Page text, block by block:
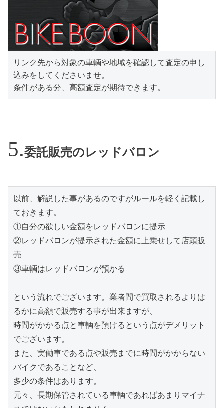
リンク先から対象の車輌や地域を確認して査定の申し
込みをしてくださいませ。
条件がある分、高額査定が期待できます。
委託販売のレッドバロン
以前、解説した事があるのですがルールを軽く記載し
ておきます。
①自分の欲しい金額をレッドバロンに提示
②レッドバロンが提示された金額に上乗せして店頭販
売
③車輌はレッドバロンが預かる
という流れでございます。業者間で買取されるよりは
るかに高額で販売する事が出来ますが、
時間がかかる点と車輌を預けるという点がデメリット
でございます。
また、実働車である点や販売までに時間がかからない
バイクであることなど、
多少の条件はあります。
元々、長期保管されている車輌であればあまりマイナ